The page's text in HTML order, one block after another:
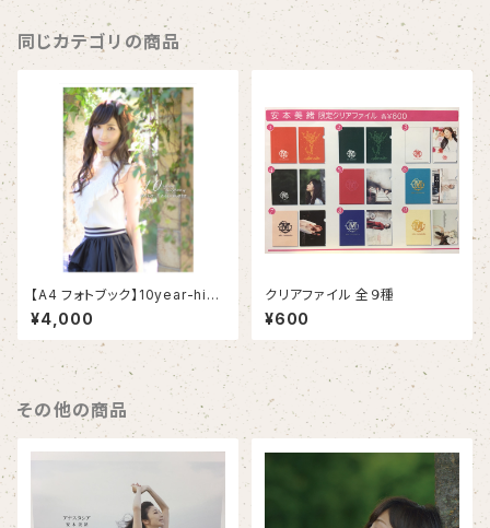
同じカテゴリの商品
【A4 フォトブック】10year-hist
ory
¥4,000
クリアファイル 全９種
¥600
その他の商品